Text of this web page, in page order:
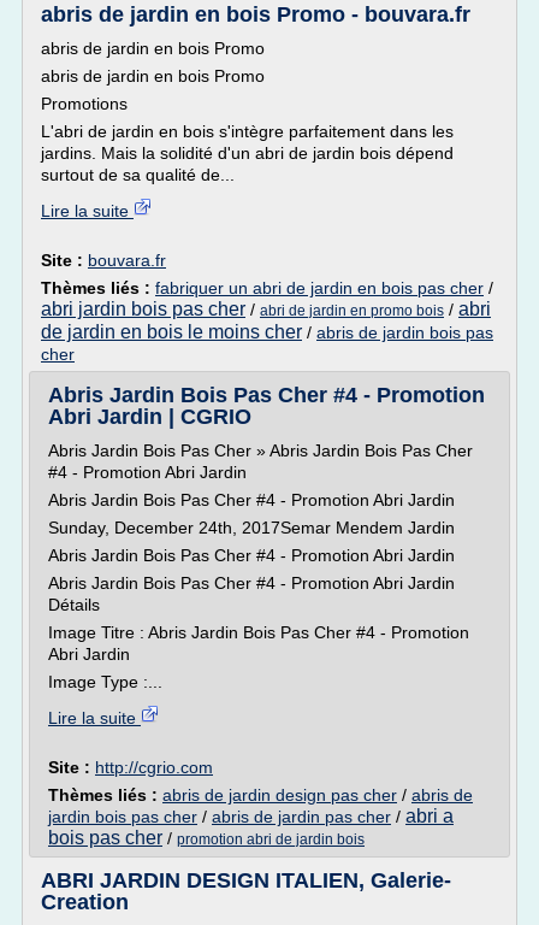
abris de jardin en bois Promo - bouvara.fr
abris de jardin en bois Promo
abris de jardin en bois Promo
Promotions
L'abri de jardin en bois s'intègre parfaitement dans les
jardins. Mais la solidité d'un abri de jardin bois dépend
surtout de sa qualité de...
Lire la suite
Site : bouvara.fr
Thèmes liés : fabriquer un abri de jardin en bois pas cher /
abri jardin bois pas cher / abri de jardin en promo bois / abri
de jardin en bois le moins cher / abris de jardin bois pas
cher
Abris Jardin Bois Pas Cher #4 - Promotion
Abri Jardin | CGRIO
Abris Jardin Bois Pas Cher » Abris Jardin Bois Pas Cher
#4 - Promotion Abri Jardin
Abris Jardin Bois Pas Cher #4 - Promotion Abri Jardin
Sunday, December 24th, 2017Semar Mendem Jardin
Abris Jardin Bois Pas Cher #4 - Promotion Abri Jardin
Abris Jardin Bois Pas Cher #4 - Promotion Abri Jardin
Détails
Image Titre : Abris Jardin Bois Pas Cher #4 - Promotion
Abri Jardin
Image Type :...
Lire la suite
Site : http://cgrio.com
Thèmes liés : abris de jardin design pas cher / abris de
jardin bois pas cher / abris de jardin pas cher / abri a
bois pas cher / promotion abri de jardin bois
ABRI JARDIN DESIGN ITALIEN, Galerie-
Creation